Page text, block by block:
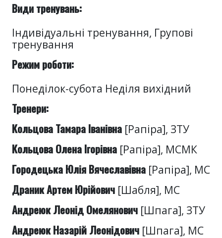
Види тренувань:
Індивідуальні тренування, Групові
тренування
Режим роботи:
Понеділок-субота Неділя вихідний
Тренери:
Кольцова Тамара Іванівна [Рапіра], ЗТУ
Кольцова Олена Ігорівна [Рапіра], МСМК
Городецька Юлія Вячеславівна [Рапіра], МС
Драник Артем Юрійович [Шабля], МС
Андреюк Леонід Омелянович [Шпага], ЗТУ
Андреюк Назарій Леонідович [Шпага], МС